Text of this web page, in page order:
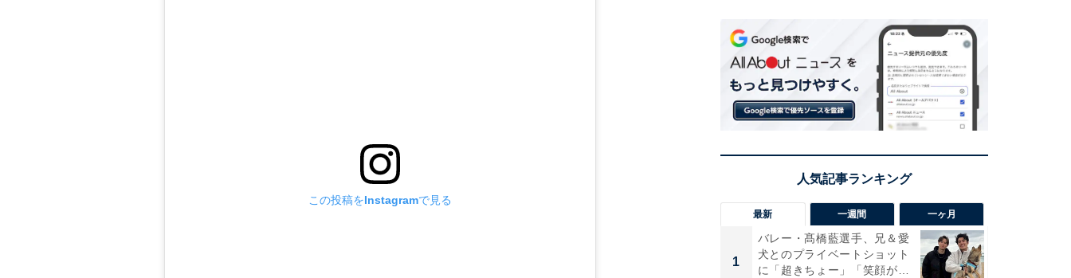
この投稿をInstagramで見る
最新 一週間 一ヶ月
1
バレー・髙橋藍選手、兄＆愛
犬とのプライベートショット
に「超きちょー」「笑顔が見